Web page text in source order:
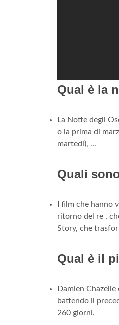
Qual è la
La Notte degli
o la prima di
martedì), ...
Quali
I film che
ritorno del re ,
Story, che
Qual è il
Damien
battendo il
260 giorni.